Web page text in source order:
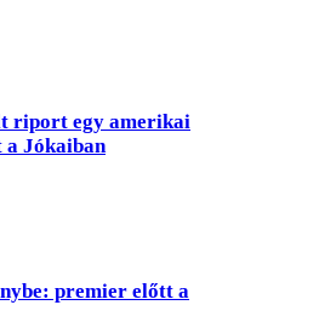
riport egy amerikai
Jókaiban
premier előtt a